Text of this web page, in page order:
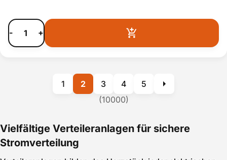
- +
(10000)
1 2 3 4 5
Vielfältige Verteileranlagen für sichere
Stromverteilung